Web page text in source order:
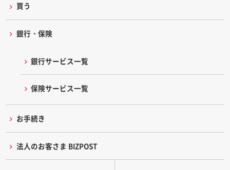
買う
銀行・保険
銀行サービス一覧
保険サービス一覧
お手続き
法人のお客さま BIZPOST